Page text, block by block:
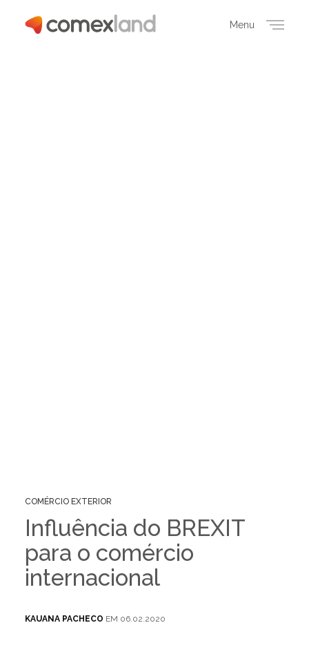
Menu
COMÉRCIO EXTERIOR
Influência do BREXIT
para o comércio
internacional
KAUANA PACHECO EM 06.02.2020